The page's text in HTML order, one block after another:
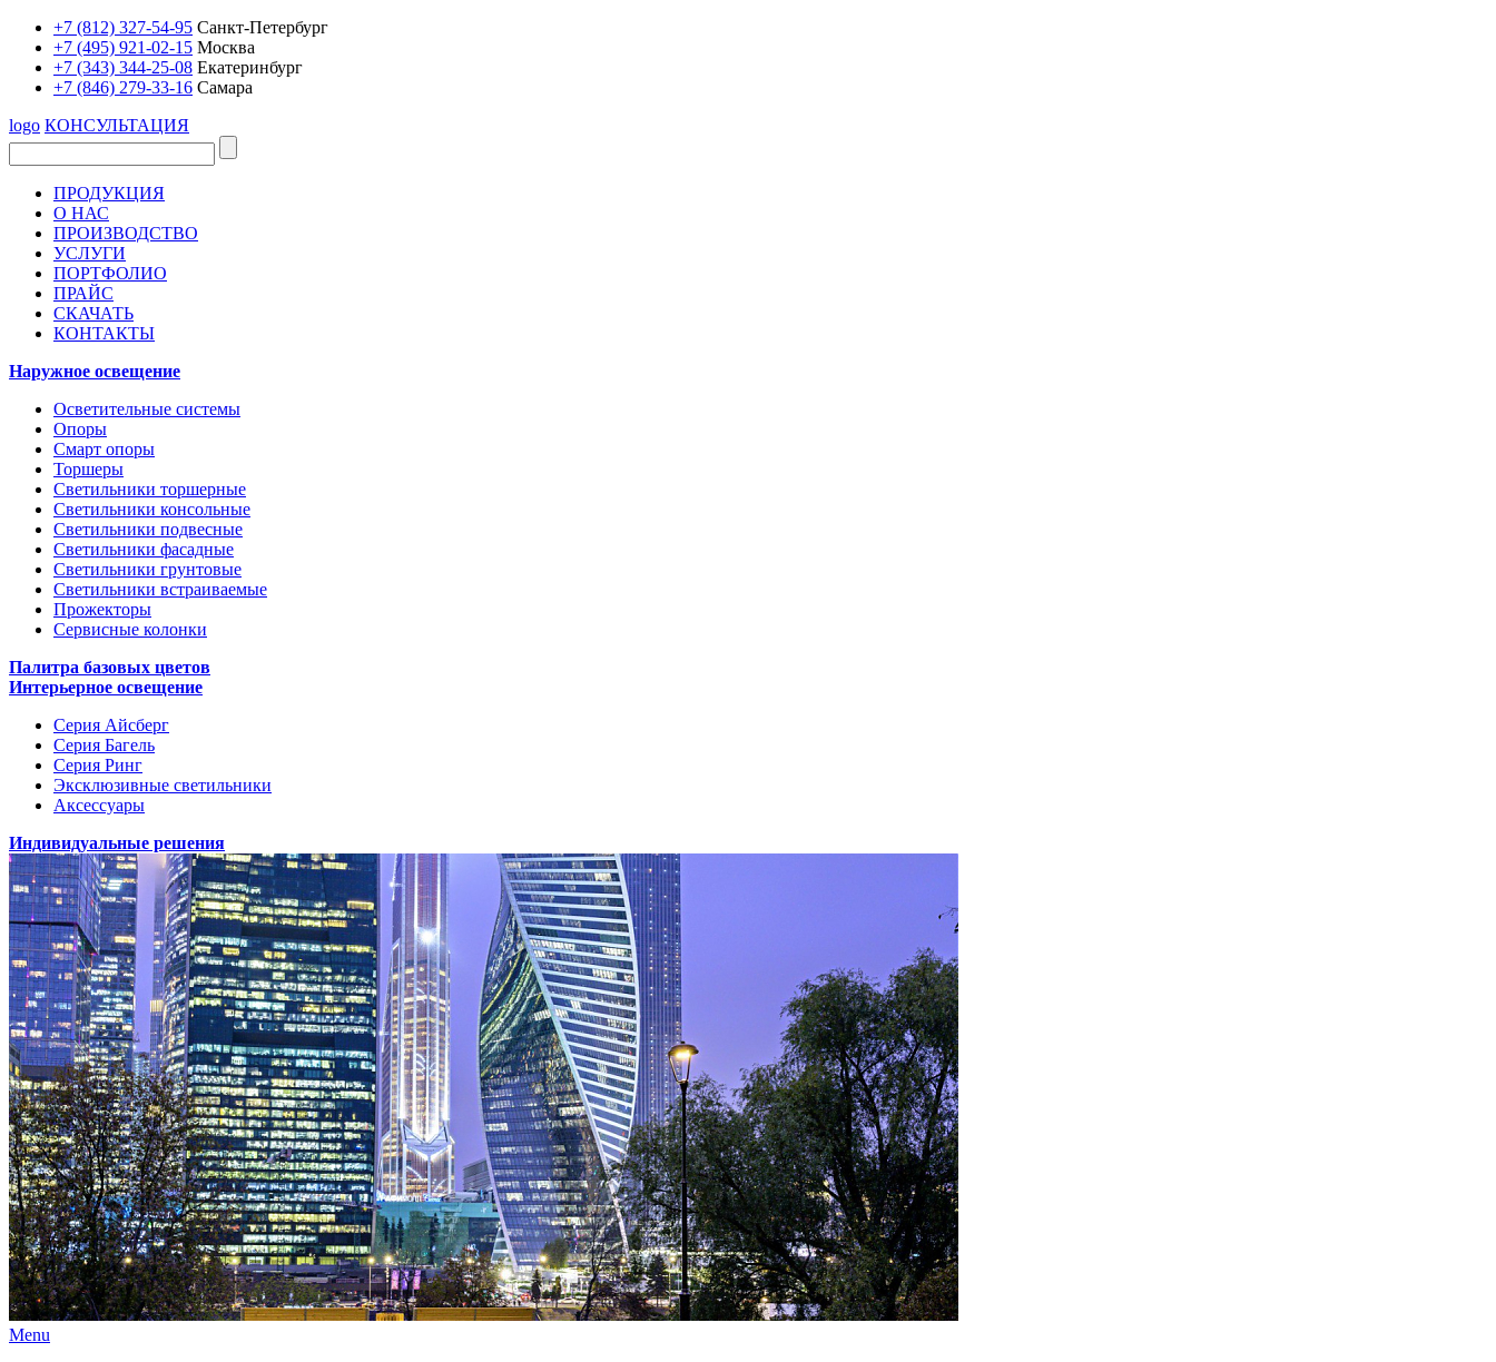
+7 (812) 327-54-95 Санкт-Петербург
+7 (495) 921-02-15 Москва
+7 (343) 344-25-08 Екатеринбург
+7 (846) 279-33-16 Самара
logo КОНСУЛЬТАЦИЯ
ПРОДУКЦИЯ
О НАС
ПРОИЗВОДСТВО
УСЛУГИ
ПОРТФОЛИО
ПРАЙС
СКАЧАТЬ
КОНТАКТЫ
Наружное освещение
Осветительные системы
Опоры
Смарт опоры
Торшеры
Светильники торшерные
Светильники консольные
Светильники подвесные
Светильники фасадные
Светильники грунтовые
Светильники встраиваемые
Прожекторы
Сервисные колонки
Палитра базовых цветов
Интерьерное освещение
Серия Айсберг
Серия Багель
Серия Ринг
Эксклюзивные светильники
Аксессуары
Индивидуальные решения
Menu